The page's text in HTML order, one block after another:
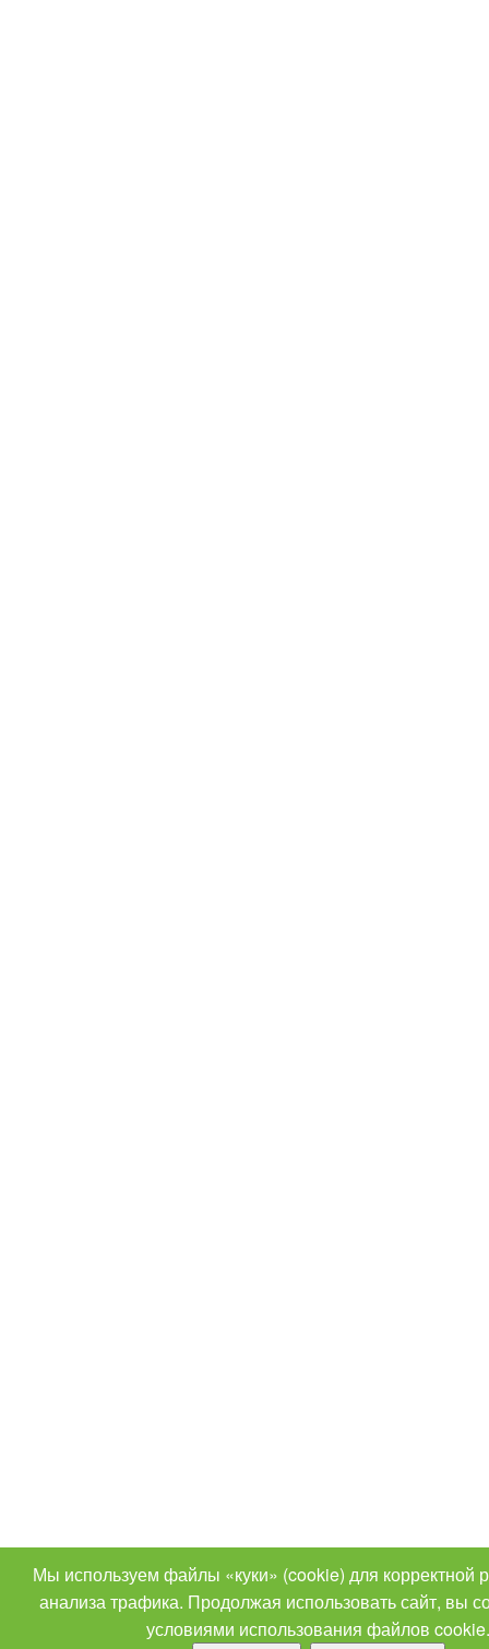
Мы используем файлы «куки» (cookie) для корректной
анализа трафика. Продолжая использовать сайт, вы
условиями использования файлов cookie.